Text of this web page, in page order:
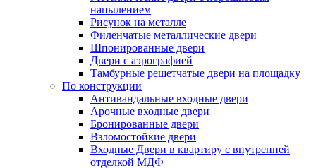
напылением
Рисунок на металле
Филенчатые металлические двери
Шпонированные двери
Двери с аэрографией
Тамбурные решетчатые двери на площадку
По конструкции
Антивандальные входные двери
Арочные входные двери
Бронированные двери
Взломостойкие двери
Входные Двери в квартиру с внутренней
отделкой МДФ